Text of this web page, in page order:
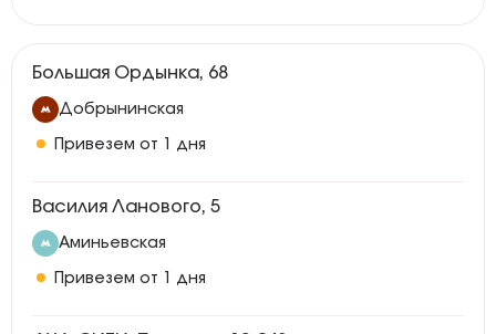
Большая Ордынка, 68
Добрынинская
Привезем от 1 дня
Василия Ланового, 5
Аминьевская
Привезем от 1 дня